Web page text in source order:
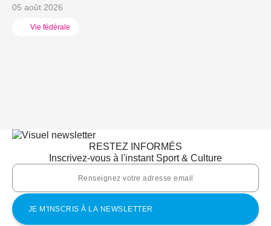
05 août 2026
Vie fédérale
RESTEZ INFORMÉS
Inscrivez-vous à l'instant Sport & Culture